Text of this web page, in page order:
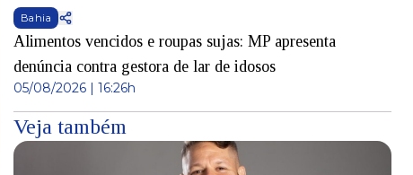
Bahia
Alimentos vencidos e roupas sujas: MP apresenta
denúncia contra gestora de lar de idosos
05/08/2026 | 16:26h
Veja também